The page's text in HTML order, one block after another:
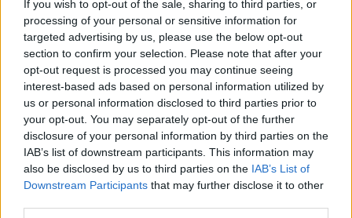
If you wish to opt-out of the sale, sharing to third parties, or
processing of your personal or sensitive information for
targeted advertising by us, please use the below opt-out
section to confirm your selection. Please note that after your
opt-out request is processed you may continue seeing
interest-based ads based on personal information utilized by
us or personal information disclosed to third parties prior to
your opt-out. You may separately opt-out of the further
disclosure of your personal information by third parties on the
IAB’s list of downstream participants. This information may
also be disclosed by us to third parties on the IAB’s List of
Downstream Participants that may further disclose it to other
Perchè proprio Corfu?E' molto turisticizzata
Vai a Lefkada e Cefalonia,penso che a giugno rischiate di
morire di solitudine,inoltre sono molto fruibili con il camper
Scendi a Igoumenitza,ti fai le due isole,poi da Cefalonia
traghetti per il Peloponneso e dopo averlo girato puoi
rimbarcarti da Patrasso